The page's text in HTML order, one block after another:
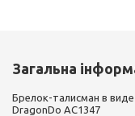
Загальна
Брелок-талисман в
DragonDo AC1347